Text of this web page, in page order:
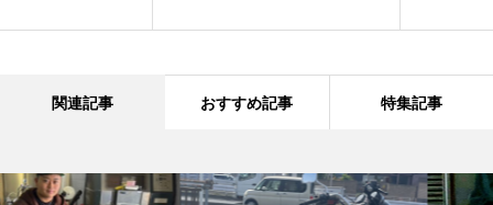
関連記事 おすすめ記事 特集記事